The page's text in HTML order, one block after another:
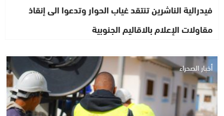
فيدرالية الناشرين تنتقد غياب الحوار وتدعوا الى إنقاذ
مقاولات الإعلام بالاقاليم الجنوبية
أخبار الصحراء